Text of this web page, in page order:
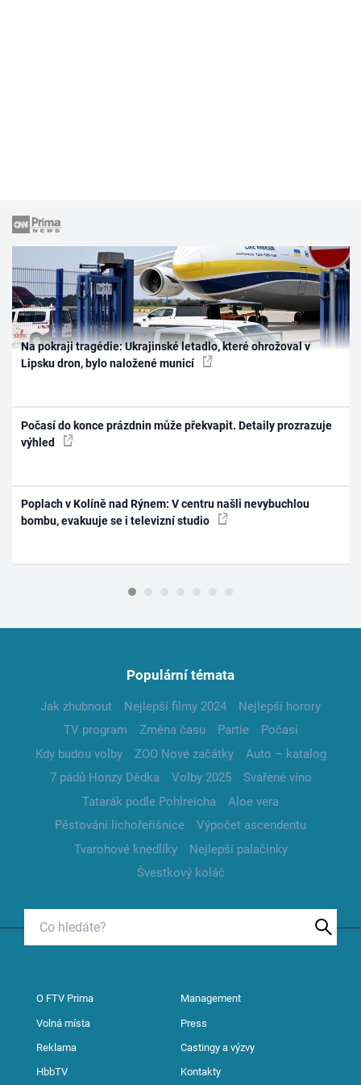
Na pokraji tragédie: Ukrajinské letadlo, které ohrožoval v
Lipsku dron, bylo naložené municí
Počasí do konce prázdnin může překvapit. Detaily prozrazuje
výhled
Poplach v Kolíně nad Rýnem: V centru našli nevybuchlou
bombu, evakuuje se i televizní studio
Populární témata
Jak zhubnout Nejlepší filmy 2024
Nejlepší horory
TV program
Změna času Partie
Počasí
Kdy budou volby
ZOO Nové začátky
Auto – katalog
7 pádů Honzy Dědka
Volby 2025
Svařené víno
Tatarák podle Pohlreicha
Aloe vera
Pěstování lichořeřišnice
Výpočet ascendentu
Tvarohové knedlíky
Nejlepší palačinky
Švestkový koláč
O FTV Prima Management
Volná místa Press
Reklama Castingy a výzvy
HbbTV Kontakty